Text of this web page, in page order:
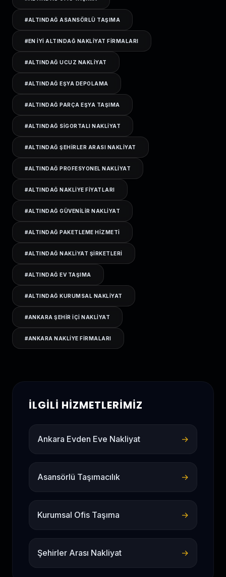
#ALTINDAĞ ASANSÖRLÜ TAŞIMA
#EN IYI ALTINDAĞ NAKLIYAT FIRMALARI
#ALTINDAĞ UCUZ NAKLIYAT
#ALTINDAĞ EŞYA DEPOLAMA
#ALTINDAĞ PARÇA EŞYA TAŞIMA
#ALTINDAĞ SIGORTALI NAKLIYAT
#ALTINDAĞ ŞEHIRLER ARASI NAKLIYAT
#ALTINDAĞ PROFESYONEL NAKLIYAT
#ALTINDAĞ NAKLIYE FIYATLARI
#ALTINDAĞ GÜVENILIR NAKLIYAT
#ALTINDAĞ PAKETLEME HIZMETI
#ALTINDAĞ NAKLIYAT ŞIRKETLERI
#ALTINDAĞ EV TAŞIMA
#ALTINDAĞ KURUMSAL NAKLIYAT
#ANKARA ŞEHIR IÇI NAKLIYAT
#ANKARA NAKLIYE FIRMALARI
İLGILI HIZMETLERIMIZ
Ankara Evden Eve Nakliyat →
Asansörlü Taşımacılık →
Kurumsal Ofis Taşıma →
Şehirler Arası Nakliyat →